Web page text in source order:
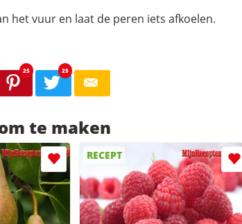
het vuur en laat de peren iets afkoelen.
25 25
te maken
RECEPT